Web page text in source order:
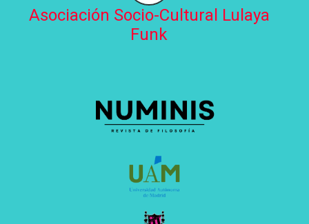
Asociación Socio-Cultural Lulaya
Funk